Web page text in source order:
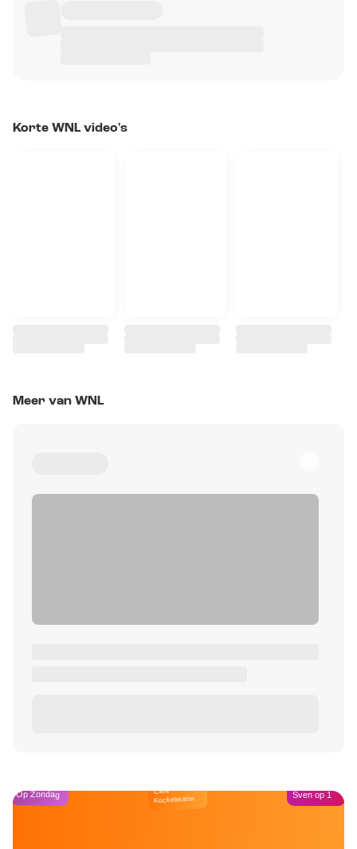
Korte WNL video's
Meer van WNL
Op Zondag Café
Kockelmann Sven op 1